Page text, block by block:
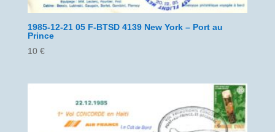
1985-12-21 05 F-BTSD 4139 New York – Port au
Prince
10 €